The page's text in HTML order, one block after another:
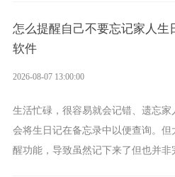
怎么提醒自己不要忘记家人生
软件
2026-08-07 13:00:00
生活忙碌，很容易就会记错、遗忘
会将生日记在备忘录中以便查询。
醒功能，导致虽然记下来了但也并